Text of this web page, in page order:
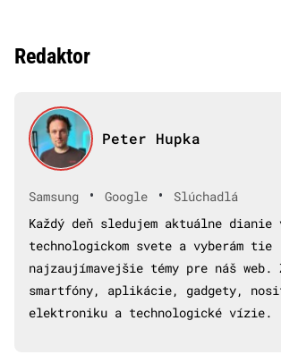
Redaktor
Peter Hupka
Samsung • Google •
Slúchadlá
Každý deň sledujem aktuálne dianie
technologickom svete a vyberám tie
najzaujímavejšie témy pre náš web.
smartfóny, aplikácie, gadgety,
elektroniku a technologické vízie.